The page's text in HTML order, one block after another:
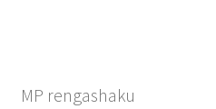
MP rengashaku